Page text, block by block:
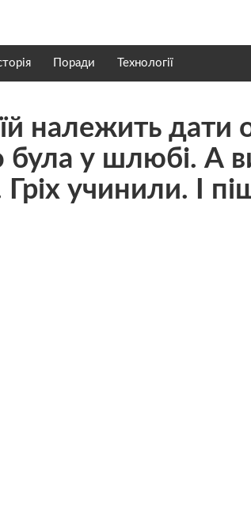
Поради Технології
належить дати
була у шлюбі. А
учинили. І